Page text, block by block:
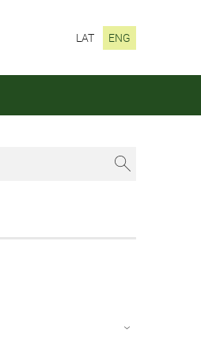
LAT ENG
›